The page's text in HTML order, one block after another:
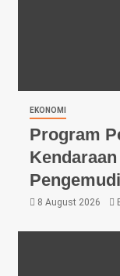
EKONOMI
Program
8 August 2026